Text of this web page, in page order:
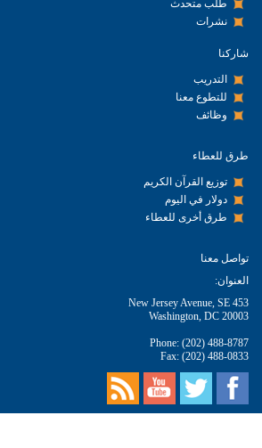
طلب متحدث
نشرات
شاركنا
التدريب
للتطوع معنا
وظائف
طرق للعطاء
توزيع القرآن الكريم
دولار في اليوم
طرق أخرى للعطاء
تواصل معنا
العنوان:
453 New Jersey Avenue, SE
Washington, DC 20003
Phone: (202) 488-8787
Fax: (202) 488-0833